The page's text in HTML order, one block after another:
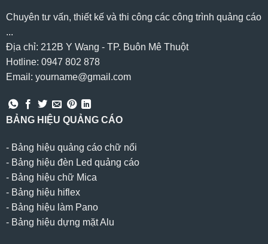
Chuyên tư vấn, thiết kế và thi công các công trình quảng cáo
...
Địa chỉ: 212B Y Wang - TP. Buôn Mê Thuột
Hotline: 0947 802 878
Email: yourname@gmail.com
BẢNG HIỆU QUẢNG CÁO
- Bảng hiệu quảng cáo chữ nổi
- Bảng hiệu đèn Led quảng cáo
- Bảng hiệu chữ Mica
- Bảng hiệu hiflex
- Bảng hiệu làm Pano
- Bảng hiệu dựng mặt Alu